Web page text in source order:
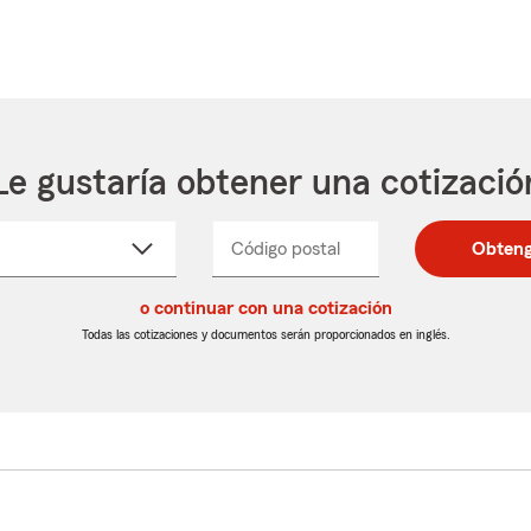
gustaría obtener una
Código postal
postal
de
postal
de
_____
o continuar con una cotización
Todas las cotizaciones y documentos serán proporcionados en inglés.